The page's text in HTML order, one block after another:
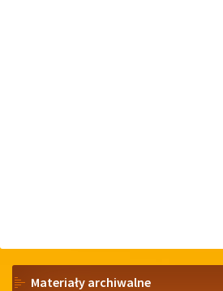
Menu
Materiały archiwalne